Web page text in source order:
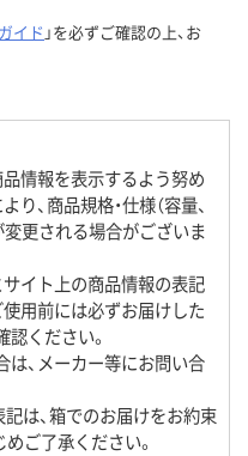
イド 」を必ずご確認の上、お
情報を表示するよう努め
、商品規格・仕様（容量、
変更される場合がございま
イト上の商品情報の表記
用前には必ずお届けした
ください。
、メーカー等にお問い合
記は、箱でのお届けをお約束
ご了承ください。